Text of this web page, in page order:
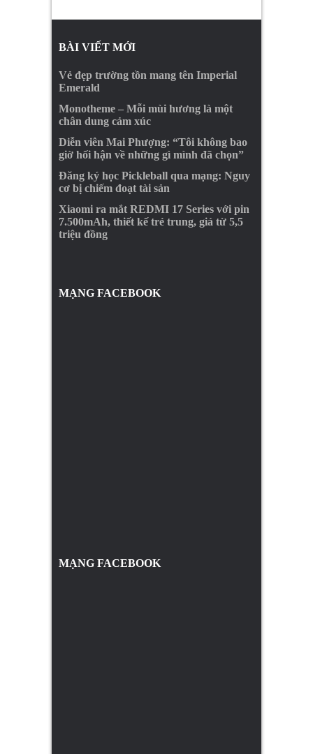
BÀI VIẾT MỚI
Vẻ đẹp trường tồn mang tên Imperial
Emerald
Monotheme – Mỗi mùi hương là một
chân dung cảm xúc
Diễn viên Mai Phượng: “Tôi không bao
giờ hối hận về những gì mình đã chọn”
Đăng ký học Pickleball qua mạng: Nguy
cơ bị chiếm đoạt tài sản
Xiaomi ra mắt REDMI 17 Series với pin
7.500mAh, thiết kế trẻ trung, giá từ 5,5
triệu đồng
MẠNG FACEBOOK
MẠNG FACEBOOK